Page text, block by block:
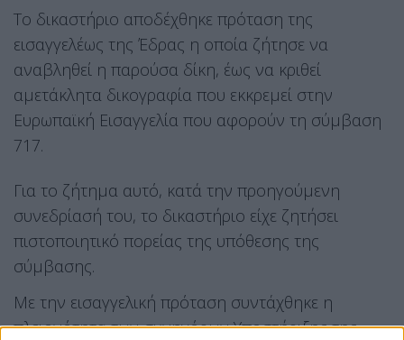
Το δικαστήριο αποδέχθηκε πρόταση της
εισαγγελέως της Έδρας η οποία ζήτησε να
αναβληθεί η παρούσα δίκη, έως να κριθεί
αμετάκλητα δικογραφία που εκκρεμεί στην
Ευρωπαϊκή Εισαγγελία που αφορούν τη σύμβαση
717.
Για το ζήτημα αυτό, κατά την προηγούμενη
συνεδρίασή του, το δικαστήριο είχε ζητήσει
πιστοποιητικό πορείας της υπόθεσης της
σύμβασης.
Με την εισαγγελική πρόταση συντάχθηκε η
πλειονότητα των συνηγόρων Υποστήριξης της